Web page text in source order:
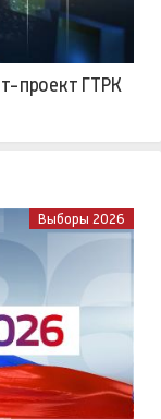
проект ГТРК
Выборы 2026